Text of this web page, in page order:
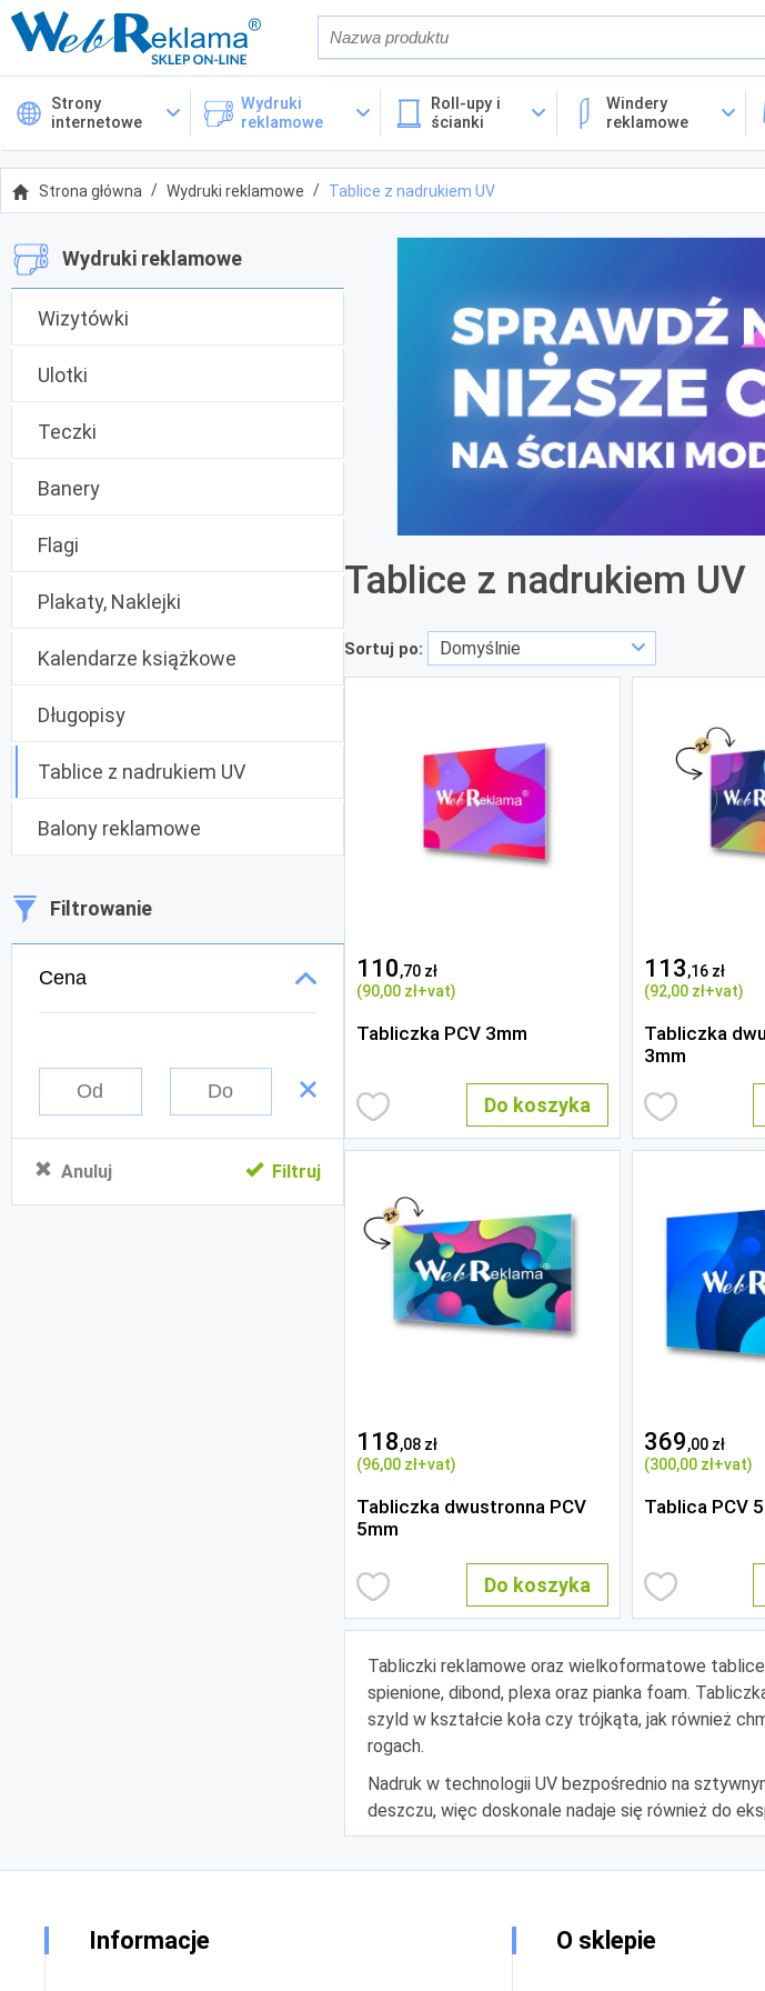
Również w opisach
Cena
Kategorie
Strony
internetowe
Wydruki
reklamowe
Roll-upy i
ścianki
Windery
reklamowe
Strona główna Wydruki reklamowe Tablice z nadrukiem UV
Tablice z nadrukiem UV
Sortuj po:
110,70 zł
(90,00 zł+vat)
Tabliczka PCV 3mm
Do koszyka
113,16 zł
(92,00 zł+vat)
Tabliczka
3mm
118,08 zł
(96,00 zł+vat)
Tabliczka dwustronna PCV
5mm
Do koszyka
369,00 zł
(300,00 zł+vat)
Tablica PCV
Tabliczki reklamowe oraz wielkoformatowe
spienione, dibond, plexa oraz pianka foam.
szyld w kształcie koła czy trójkąta, jak również
rogach.
Nadruk w technologii UV bezpośrednio na
deszczu, więc doskonale nadaje się również do
Wydruki reklamowe
Wizytówki
Ulotki
Teczki
Banery
Flagi
Plakaty, Naklejki
Kalendarze książkowe
Długopisy
Tablice z nadrukiem UV
Balony reklamowe
Filtrowanie
Cena
Anuluj Filtruj
Informacje O sklepie